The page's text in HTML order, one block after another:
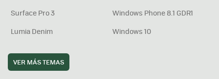
Surface Pro 3
Windows Phone 8.1 GDR1
Lumia Denim
Windows 10
VER MÁS TEMAS